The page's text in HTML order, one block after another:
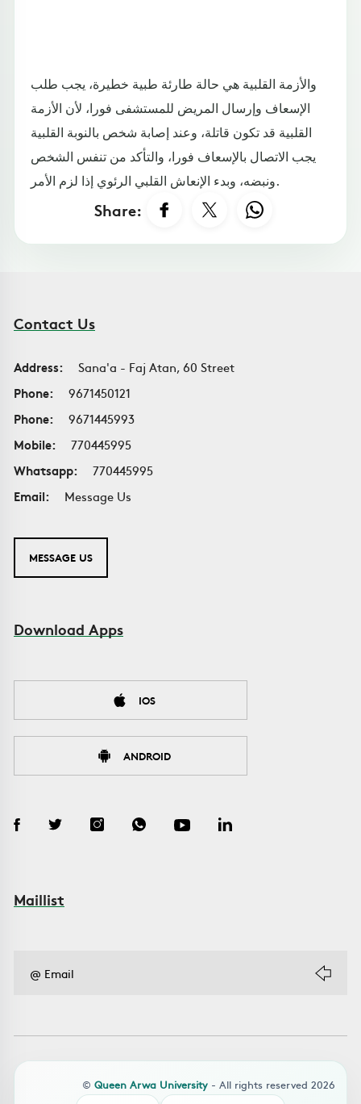
والأزمة القلبية هي حالة طارئة طبية خطيرة، يجب طلب
الإسعاف وإرسال المريض للمستشفى فورا، لأن الأزمة
القلبية قد تكون قاتلة، وعند إصابة شخص بالنوبة القلبية
يجب الاتصال بالإسعاف فورا، والتأكد من تنفس الشخص
ونبضه، وبدء الإنعاش القلبي الرئوي إذا لزم الأمر.
Share:
Contact Us
Address:
Sana'a - Faj Atan, 60 Street
Phone:
9671450121
Phone:
9671445993
Mobile:
770445995
Whatsapp:
770445995
Email:
Message Us
MESSAGE US
Download Apps
IOS
ANDROID
Maillist
© Queen Arwa University - All rights reserved 2026